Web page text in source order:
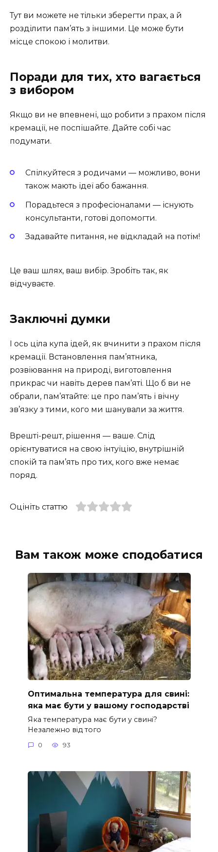
Тут ви можете не тільки зберегти прах, а й
розділити пам’ять з іншими. Це може бути
місце спокою і молитви.
Поради для тих, хто вагається
з вибором
Якщо ви не впевнені, що робити з прахом після
кремації, не поспішайте. Дайте собі час
подумати.
Спілкуйтеся з родичами — можливо, вони
також мають ідеї або бажання.
Порадьтеся з професіоналами — існують
консультанти, готові допомогти.
Задавайте питання, не відкладай на потім!
Це ваш шлях, ваш вибір. Зробіть так, як
відчуваєте.
Заключні думки
І ось ціла купа ідей, як вчинити з прахом після
кремації. Встановлення пам’ятника,
розвіювання на природі, виготовлення
прикрас чи навіть дерев пам’яті. Що б ви не
обрали, пам’ятайте: це про пам’ять і вічну
зв’язку з тими, кого ми шанували за життя.
Врешті-решт, рішення — ваше. Слід
орієнтуватися на свою інтуїцію, внутрішній
спокій та пам’ять про тих, кого вже немає
поряд.
Оцініть статтю
Вам також може сподобатися
Оптимальна температура для свині:
яка має бути у вашому господарстві
Яка температура має бути у свині?
Незалежно від того
0 93